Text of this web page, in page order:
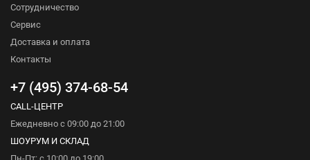
Сотрудничество
Сервис
Доставка и оплата
Контакты
+7 (495) 374-68-54
CALL-ЦЕНТР
Ежедневно с 09:00 до 21:00
ШОУРУМ И СКЛАД